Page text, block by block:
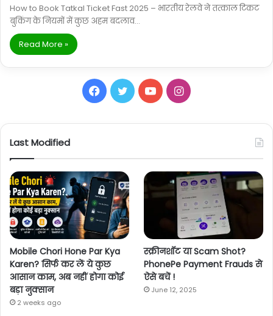
How to Book Tatkal Ticket Fast 2025 – भारतीय रेलवे ने तत्काल टिकट
बुकिंग के नियमों में कुछ अहम बदलाव…
Read More »
Facebook
TwitterYouTubeInstagram
Last Modified
Mobile Chori Hone Par Kya
Karen? सिर्फ कर लें ये कुछ
आसान काम, अब नहीं होगा कोई
बड़ा नुक्सान
2 weeks ago
स्क्रीनशॉट या Scam Shot?
PhonePe Payment Frauds से
ऐसे बचें !
June 12, 2025